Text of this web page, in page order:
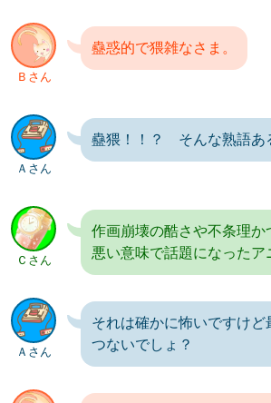
Ｂさん
蠱惑的で猥雑なさま。
Ａさん
蠱猥！！？ そんな熟語あ
Ｃさん
作画崩壊の酷さや不条理か
悪い意味で話題になったア
Ａさん
それは確かに怖いですけ
つないでしょ？